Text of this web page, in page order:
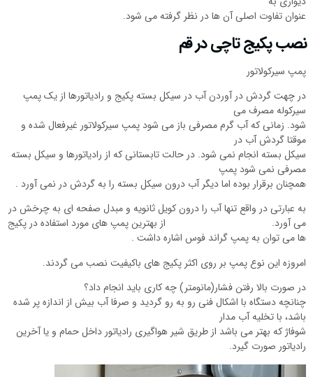
عنوان تفاوت اصلی آن ها در نظر گرفته می شود.
نصب پکیج تاچی در قم
پمپ سیرکولاتور
در چهت گردش در آوردن آب در سیکل بسته پکیج و رادیاتورها از یک پمپ
سیرکوله مصرف می
شود. زمانی که آب گرم مصرفی باز می شود پمپ سیرکولاتور غیرفعال شده و
موقتا گردش آب در
سیکل بسته انجام نمی شود. در حالت تابستانی که از رادیاتورها و سیکل بسته
مصرفی نمی شود پمپ
همچنان برقرار بوده اما دیگر آب درون سیکل بسته را به گردش در نمی آورد .
به عبارتی در واقع تنها آب را درون کویل ثانویه و مبدل صفحه ای به چرخش در
می آورد. از بهترین پمپ های مورد استفاده در پکیج
ها می توان به پمپ گراند فوس اشاره داشت .
امروزه این نوع پمپ بر روی اکثر پکیج های باکیفیت نصب می گردند.
در صورت بالا رفتن فشار(مانومتر) چه کاری باید انجام داد؟
چنانچه دستگاه با اشکال فنی رو به رو گردید و صرفا آب بیش از اندازه پر شده
باشد، با تخلیه آب مدار
شوفاژ که بهتر می باشد از طریق شیر هواگیری رادیاتور داخل حمام و یا آخرین
رادیاتور صورت گیرد.